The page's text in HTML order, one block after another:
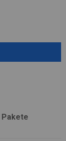
Pakete